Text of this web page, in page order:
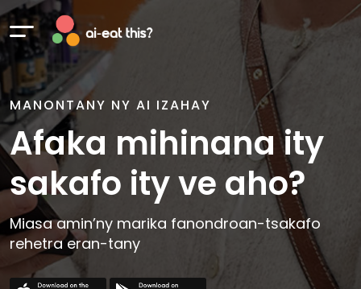
MANONTANY NY AI IZAHAY
Afaka mihinana ity
sakafo ity ve aho?
Miasa amin’ny marika fanondroan-tsakafo
rehetra eran-tany